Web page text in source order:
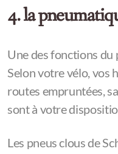
4. la
Une des fonctions du
Selon votre vélo, vos
routes empruntées,
sont à votre
Les pneus clous de